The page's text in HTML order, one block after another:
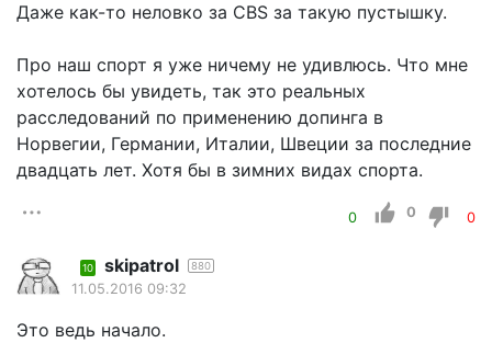
Даже как-то неловко за CBS за такую пустышку.
Про наш спорт я уже ничему не удивлюсь. Что мне
хотелось бы увидеть, так это реальных
расследований по применению допинга в
Норвегии, Германии, Италии, Швеции за последние
двадцать лет. Хотя бы в зимних видах спорта.
0 0 0
10 skipatrol 880
11.05.2016 09:32
Это ведь начало.